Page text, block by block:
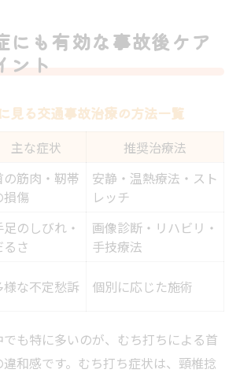
にも有効な事故後ケア
ント
見る交通事故治療の方法一覧
主な症状 推奨治療法
の筋肉・靭帯
損傷
安静・温熱療法・スト
レッチ
足のしびれ・
るさ
画像診断・リハビリ・
手技療法
様な不定愁訴 個別に応じた施術
も特に多いのが、むち打ちによる首
和感です。むち打ち症状は、頸椎捻